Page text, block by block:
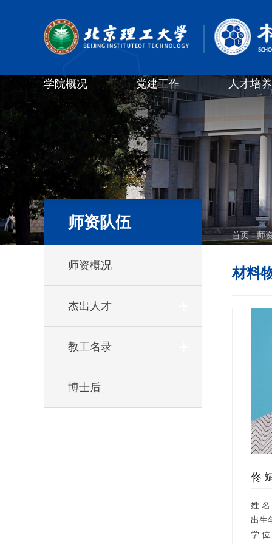
学院概况 党建工作 人才培养
师资队伍
师资概况
杰出人才
教工名录
博士后
首页-师
材料
佟
姓 名
出生
学 位